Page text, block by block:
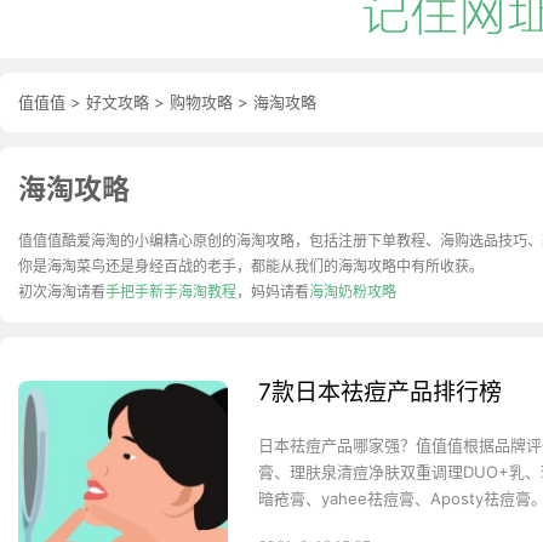
值值值 > 好文攻略 > 购物攻略 > 海淘攻略
海淘攻略
值值值酷爱海淘的小编精心原创的海淘攻略，包括注册下单教程、海购选品技巧
你是海淘菜鸟还是身经百战的老手，都能从我们的海淘攻略中有所收获。
初次海淘请看手把手新手海淘教程，妈妈请看海淘奶粉攻略
7款日本祛痘产品排行榜
日本祛痘产品哪家强？值值值根据品牌
膏、理肤泉清痘净肤双重调理DUO+乳
暗疮膏、yahee祛痘膏、Aposty祛痘膏